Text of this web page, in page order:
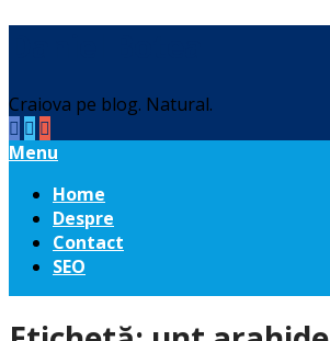
Craiova pe blog. Natural.
Menu
Home
Despre
Contact
SEO